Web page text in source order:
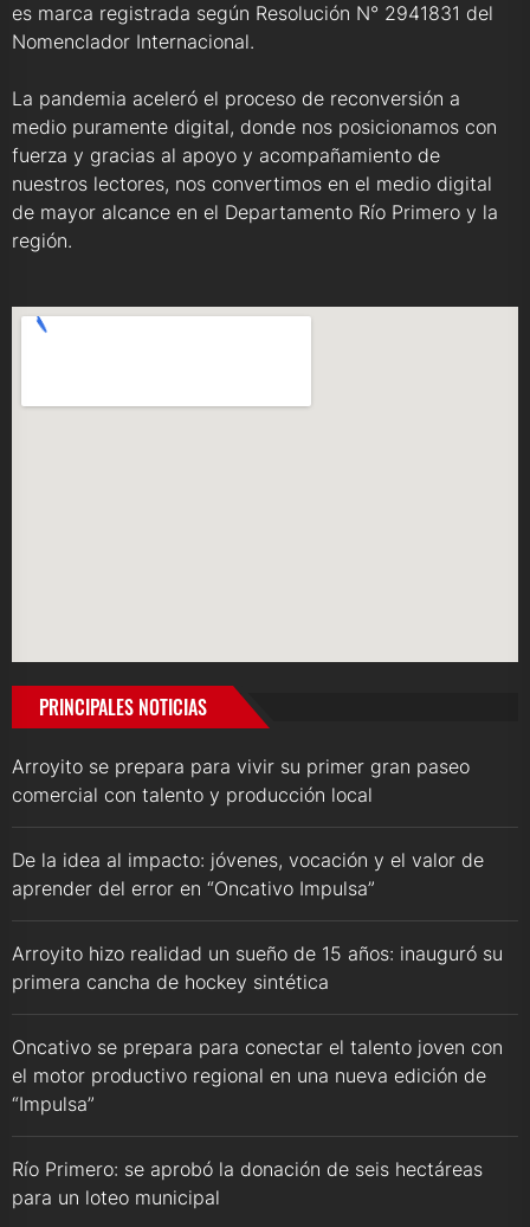
es marca registrada según Resolución N° 2941831 del
Nomenclador Internacional.
La pandemia aceleró el proceso de reconversión a
medio puramente digital, donde nos posicionamos con
fuerza y gracias al apoyo y acompañamiento de
nuestros lectores, nos convertimos en el medio digital
de mayor alcance en el Departamento Río Primero y la
región.
PRINCIPALES NOTICIAS
Arroyito se prepara para vivir su primer gran paseo
comercial con talento y producción local
De la idea al impacto: jóvenes, vocación y el valor de
aprender del error en “Oncativo Impulsa”
Arroyito hizo realidad un sueño de 15 años: inauguró su
primera cancha de hockey sintética
Oncativo se prepara para conectar el talento joven con
el motor productivo regional en una nueva edición de
“Impulsa”
Río Primero: se aprobó la donación de seis hectáreas
para un loteo municipal